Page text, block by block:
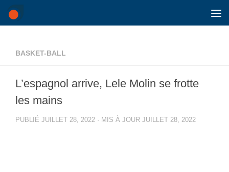
Skip to content
BASKET-BALL
L’espagnol arrive, Lele Molin se frotte
les mains
PUBLIÉ JUILLET 28, 2022 · MIS À JOUR JUILLET 28, 2022